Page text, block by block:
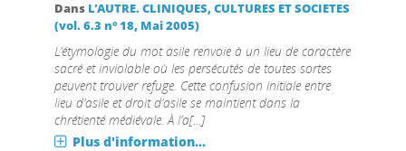
Dans L'AUTRE. CLINIQUES, CULTURES ET SOCIETES
(vol. 6.3 n° 18, Mai 2005)
L’étymologie du mot asile renvoie à un lieu de caractère
sacré et inviolable où les persécutés de toutes sortes
peuvent trouver refuge. Cette confusion initiale entre
lieu d’asile et droit d’asile se maintient dans la
chrétienté médiévale. À l’a[...]
Plus d'information...